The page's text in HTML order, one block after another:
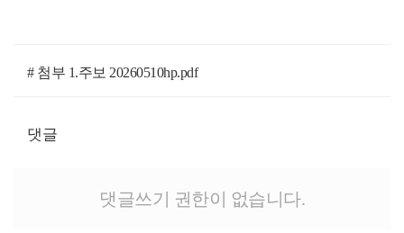
# 첨부 1.주보 20260510hp.pdf
댓글
댓글쓰기 권한이 없습니다.